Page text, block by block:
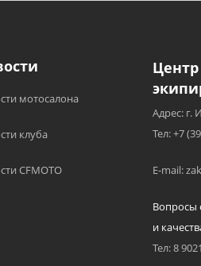
мотосалона
клуба
CFMOTO
Адрес: г.
Тел: +7
E-mail:
Вопросы
и
Тел: 8